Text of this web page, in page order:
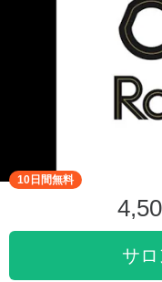
10日間無料
サ